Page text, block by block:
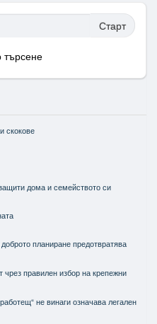
Старт
търсене
скокове
дома и семейството си
планиране предотвратява
чрез правилен избор на крепежни
не винаги означава легален